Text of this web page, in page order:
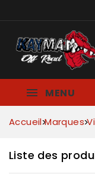
MENU
Accueil Marques
Liste des